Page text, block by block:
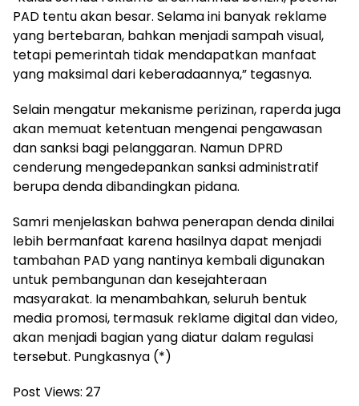
PAD tentu akan besar. Selama ini banyak reklame
yang bertebaran, bahkan menjadi sampah visual,
tetapi pemerintah tidak mendapatkan manfaat
yang maksimal dari keberadaannya,” tegasnya.
Selain mengatur mekanisme perizinan, raperda juga
akan memuat ketentuan mengenai pengawasan
dan sanksi bagi pelanggaran. Namun DPRD
cenderung mengedepankan sanksi administratif
berupa denda dibandingkan pidana.
Samri menjelaskan bahwa penerapan denda dinilai
lebih bermanfaat karena hasilnya dapat menjadi
tambahan PAD yang nantinya kembali digunakan
untuk pembangunan dan kesejahteraan
masyarakat. Ia menambahkan, seluruh bentuk
media promosi, termasuk reklame digital dan video,
akan menjadi bagian yang diatur dalam regulasi
tersebut. Pungkasnya (*)
Post Views: 27